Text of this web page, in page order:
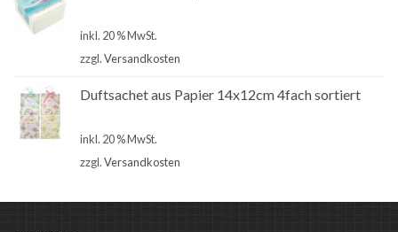
inkl. 20 % MwSt.
zzgl.Versandkosten
Duftsachet aus Papier 14x12cm 4fach sortiert
inkl. 20 % MwSt.
zzgl.Versandkosten